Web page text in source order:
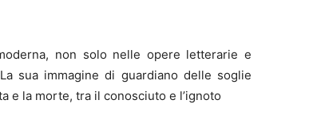
non solo nelle opere letterarie e
sua immagine di guardiano delle soglie
e la morte, tra il conosciuto e l’ignoto